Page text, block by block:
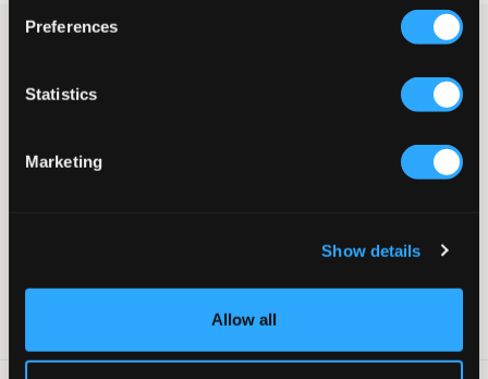
Preferences
Statistics
Marketing
Show details
Allow all
Weißes Hemd von Lyle & Scott. Das Hemd hat einen Kragen und
befindet sich eine Tasche. Auf der Tasche ist das Markenlogo
Kragen
Supplier color/color code: White